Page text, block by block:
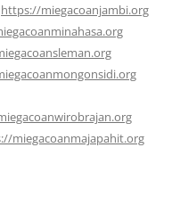
https://miegacoanjambi.org
miegacoanmajapahit.org